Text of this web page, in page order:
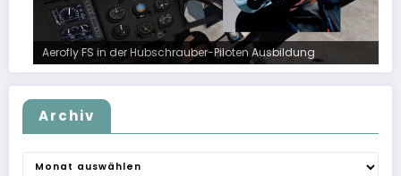
Aerofly FS in der Hubschrauber-Piloten Ausbildung
Archiv